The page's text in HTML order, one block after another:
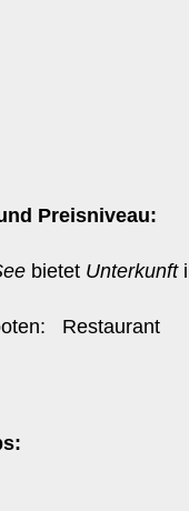
Preisniveau:
bietet Unterkunft
Restaurant